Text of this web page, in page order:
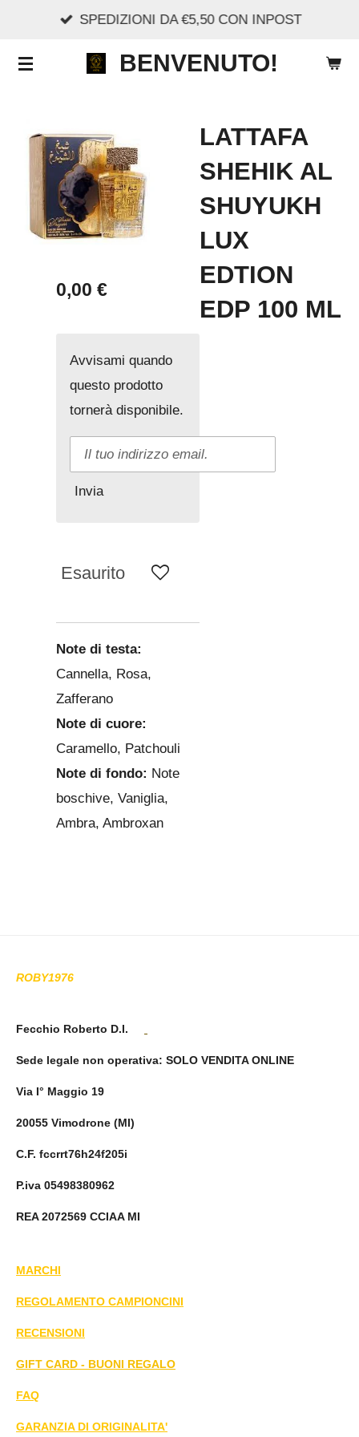
contenuto
BENVENUTO!
SPEDIZIONI DA €5,50 CON INPOST
LATTAFA
SHEHIK AL
SHUYUKH
LUX
EDTION
EDP 100 ML
0,00 €
Avvisami quando
questo prodotto
tornerà disponibile.
Invia
Esaurito
Note di testa:
Cannella, Rosa,
Zafferano
Note di cuore:
Caramello, Patchouli
Note di fondo: Note
boschive, Vaniglia,
Ambra, Ambroxan
ROBY1976
Fecchio Roberto D.I.
Sede legale non operativa: SOLO VENDITA ONLINE
Via I° Maggio 19
20055 Vimodrone (MI)
C.F. fccrrt76h24f205i
P.iva 05498380962
REA 2072569 CCIAA MI
MARCHI
REGOLAMENTO CAMPIONCINI
RECENSIONI
GIFT CARD - BUONI REGALO
FAQ
GARANZIA DI ORIGINALITA'